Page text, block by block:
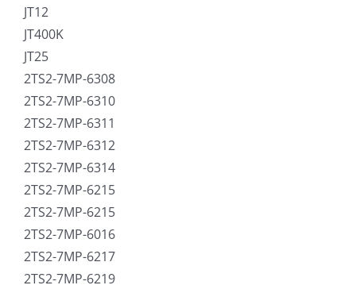
JT12
JT400K
JT25
2TS2-7MP-6308
2TS2-7MP-6310
2TS2-7MP-6311
2TS2-7MP-6312
2TS2-7MP-6314
2TS2-7MP-6215
2TS2-7MP-6215
2TS2-7MP-6016
2TS2-7MP-6217
2TS2-7MP-6219